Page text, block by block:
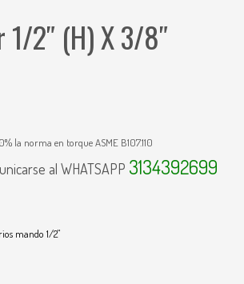
1/2″ (H) X 3/8″
la norma en torque ASME B107.110
al WHATSAPP 3134392699
mando 1/2"